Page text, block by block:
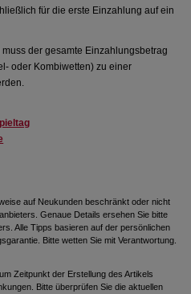
für die erste Einzahlung auf ein
der gesamte Einzahlungsbetrag
oder Kombiwetten) zu einer
auf Neukunden beschränkt oder nicht
Genaue Details ersehen Sie bitte
Alle Tipps basieren auf der persönlichen
Bitte wetten Sie mit Verantwortung.
Zeitpunkt der Erstellung des Artikels
Bitte überprüfen Sie die aktuellen